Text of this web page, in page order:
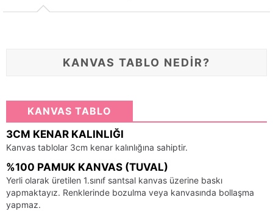
KANVAS TABLO NEDİR?
KANVAS TABLO
3CM KENAR KALINLIĞI
Kanvas tablolar 3cm kenar kalınlığına sahiptir.
%100 PAMUK KANVAS (TUVAL)
Yerli olarak üretilen 1.sınıf santsal kanvas üzerine baskı
yapmaktayız. Renklerinde bozulma veya kanvasında bollaşma
yapmaz.